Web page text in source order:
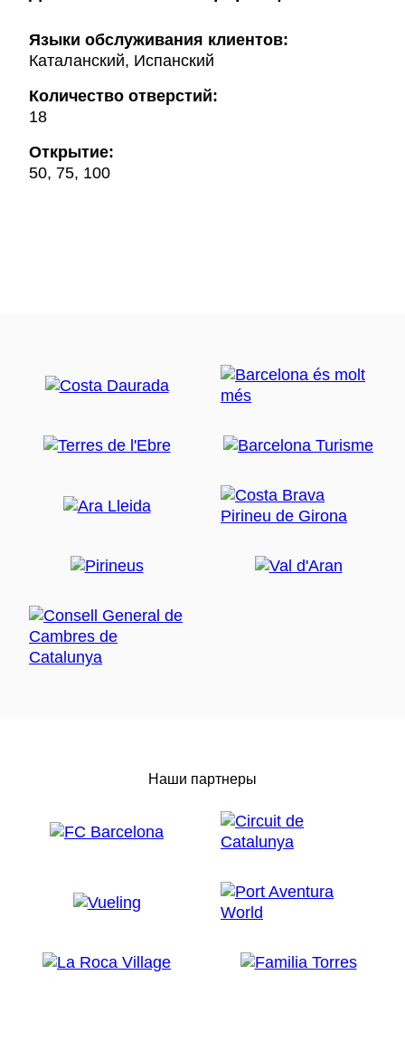
Языки обслуживания клиентов:
Каталанский, Испанский
Количество отверстий:
18
Открытие:
50, 75, 100
Наши партнеры